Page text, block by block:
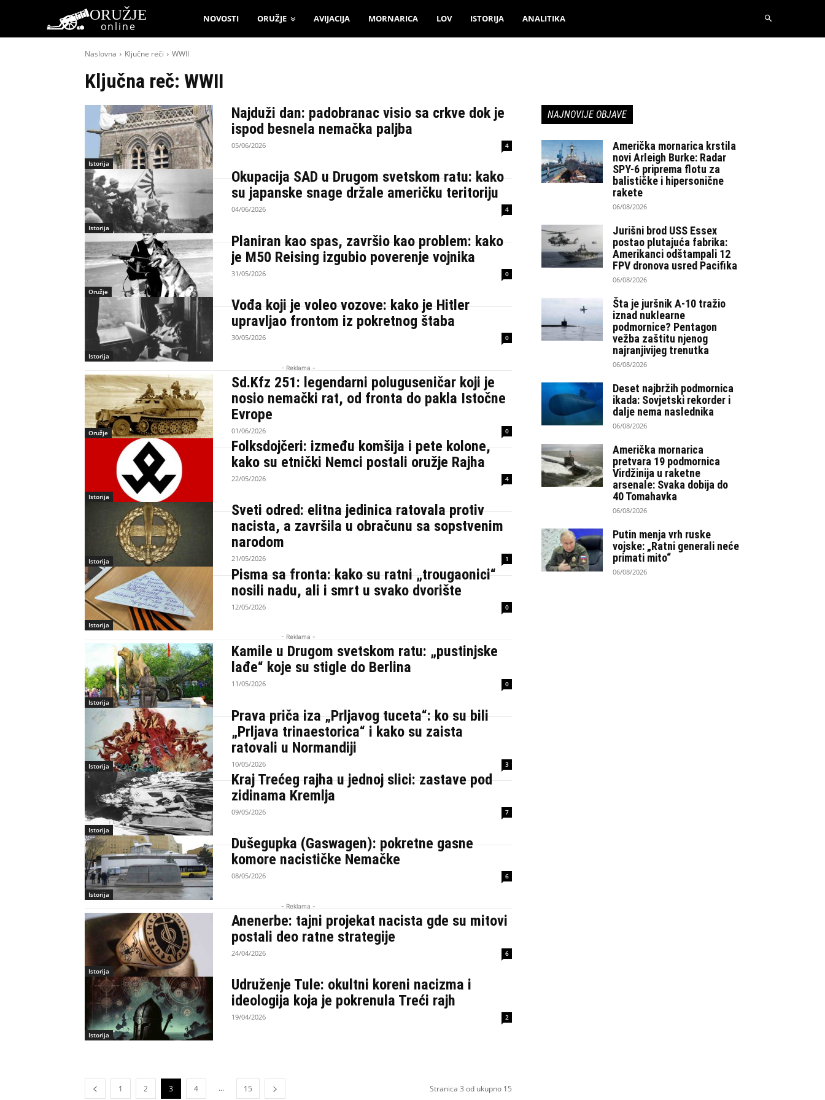
ORUŽJE
online
NOVOSTI ORUŽJE AVIJACIJA MORNARICA LOV ISTORIJA ANALITIKA
Naslovna Ključne reči WWII
Ključna reč: WWII
Istorija
Najduži dan: padobranac visio sa crkve dok je
ispod besnela nemačka paljba
05/06/2026 4
Istorija
Okupacija SAD u Drugom svetskom ratu: kako
su japanske snage držale američku teritoriju
04/06/2026 4
Oružje
Planiran kao spas, završio kao problem: kako
je M50 Reising izgubio poverenje vojnika
31/05/2026 0
Istorija
Vođa koji je voleo vozove: kako je Hitler
upravljao frontom iz pokretnog štaba
30/05/2026 0
- Reklama -
Oružje
Sd.Kfz 251: legendarni poluguseničar koji je
nosio nemački rat, od fronta do pakla Istočne
Evrope
01/06/2026 0
Istorija
Folksdojčeri: između komšija i pete kolone,
kako su etnički Nemci postali oružje Rajha
22/05/2026 4
Istorija
Sveti odred: elitna jedinica ratovala protiv
nacista, a završila u obračunu sa sopstvenim
narodom
21/05/2026 1
Istorija
Pisma sa fronta: kako su ratni „trougaonici“
nosili nadu, ali i smrt u svako dvorište
12/05/2026 0
- Reklama -
Istorija
Kamile u Drugom svetskom ratu: „pustinjske
lađe“ koje su stigle do Berlina
11/05/2026 0
Istorija
Prava priča iza „Prljavog tuceta“: ko su bili
„Prljava trinaestorica“ i kako su zaista
ratovali u Normandiji
10/05/2026 3
Istorija
Kraj Trećeg rajha u jednoj slici: zastave pod
zidinama Kremlja
09/05/2026 7
Istorija
Dušegupka (Gaswagen): pokretne gasne
komore nacističke Nemačke
08/05/2026 6
- Reklama -
Istorija
Anenerbe: tajni projekat nacista gde su mitovi
postali deo ratne strategije
24/04/2026 6
Istorija
Udruženje Tule: okultni koreni nacizma i
ideologija koja je pokrenula Treći rajh
19/04/2026 2
1 2 3 4 ... 15 Stranica 3 od ukupno 15
NAJNOVIJE OBJAVE
Američka mornarica krstila
novi Arleigh Burke: Radar
SPY-6 priprema flotu za
balističke i hipersonične
rakete
06/08/2026
Jurišni brod USS Essex
postao plutajuća fabrika:
Amerikanci odštampali 12
FPV dronova usred Pacifika
06/08/2026
Šta je juršnik A-10 tražio
iznad nuklearne
podmornice? Pentagon
vežba zaštitu njenog
najranjivijeg trenutka
06/08/2026
Deset najbržih podmornica
ikada: Sovjetski rekorder i
dalje nema naslednika
06/08/2026
Američka mornarica
pretvara 19 podmornica
Virdžinija u raketne
arsenale: Svaka dobija do
40 Tomahavka
06/08/2026
Putin menja vrh ruske
vojske: „Ratni generali neće
primati mito“
06/08/2026